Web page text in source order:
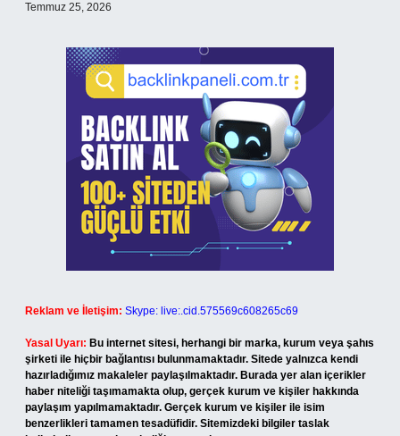
Temmuz 25, 2026
Reklam ve İletişim: Skype: live:.cid.575569c608265c69
Yasal Uyarı: Bu internet sitesi, herhangi bir marka, kurum veya şahıs
şirketi ile hiçbir bağlantısı bulunmamaktadır. Sitede yalnızca kendi
hazırladığımız makaleler paylaşılmaktadır. Burada yer alan içerikler
haber niteliği taşımamakta olup, gerçek kurum ve kişiler hakkında
paylaşım yapılmamaktadır. Gerçek kurum ve kişiler ile isim
benzerlikleri tamamen tesadüfidir. Sitemizdeki bilgiler taslak